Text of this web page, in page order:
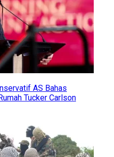
AS Bahas
Tucker Carlson